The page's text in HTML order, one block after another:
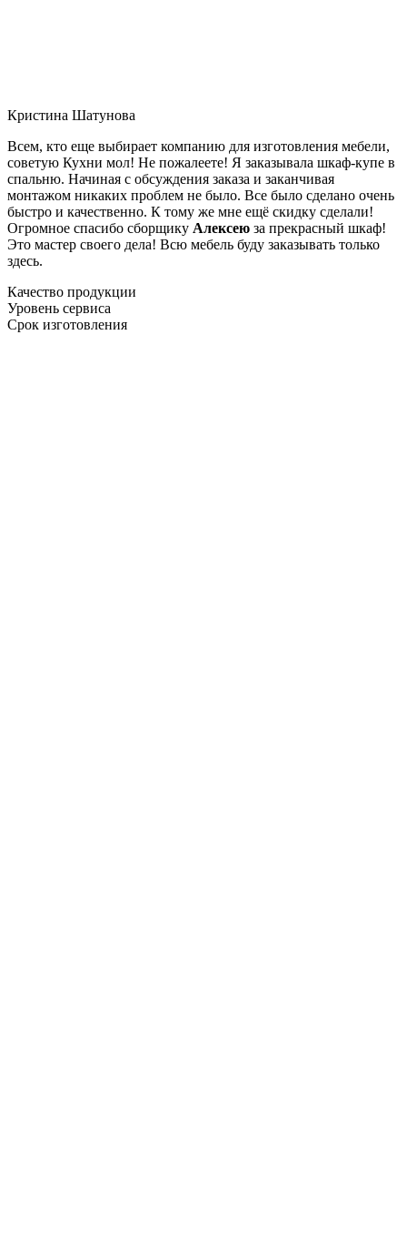
Кристина Шатунова
Всем, кто еще выбирает компанию для изготовления мебели,
советую Кухни мол! Не пожалеете! Я заказывала шкаф-купе в
спальню. Начиная с обсуждения заказа и заканчивая
монтажом никаких проблем не было. Все было сделано очень
быстро и качественно. К тому же мне ещё скидку сделали!
Огромное спасибо сборщику Алексею за прекрасный шкаф!
Это мастер своего дела! Всю мебель буду заказывать только
здесь.
Качество продукции
Уровень сервиса
Срок изготовления